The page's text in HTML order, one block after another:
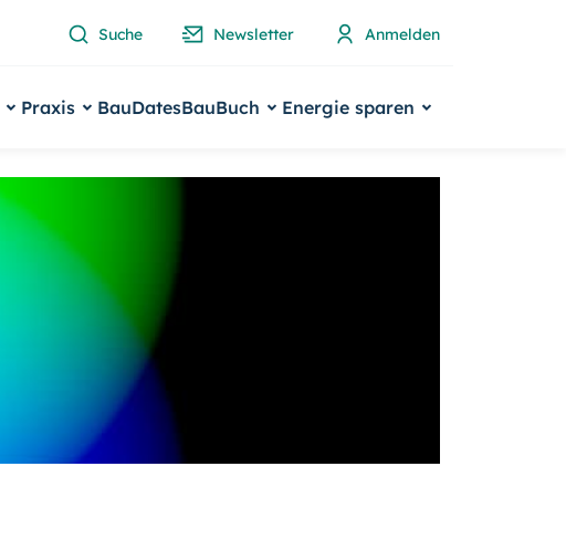
Suche Newsletter Anmelden
Praxis BauDatesBauBuch Energie sparen